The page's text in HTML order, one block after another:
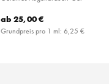
ab 25,00 €
Grundpreis pro 1 ml: 6,25 €